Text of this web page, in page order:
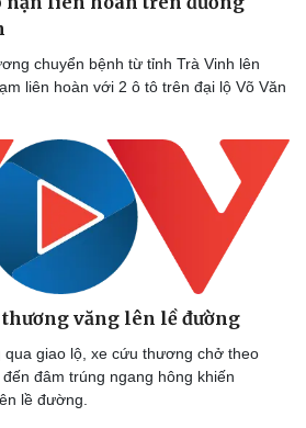
chuyển bệnh từ tỉnh Trà Vinh lên
liên hoàn với 2 ô tô trên đại lộ Võ Văn
thương văng lên lề đường
qua giao lộ, xe cứu thương chở theo
đâm trúng ngang hông khiến
lề đường.